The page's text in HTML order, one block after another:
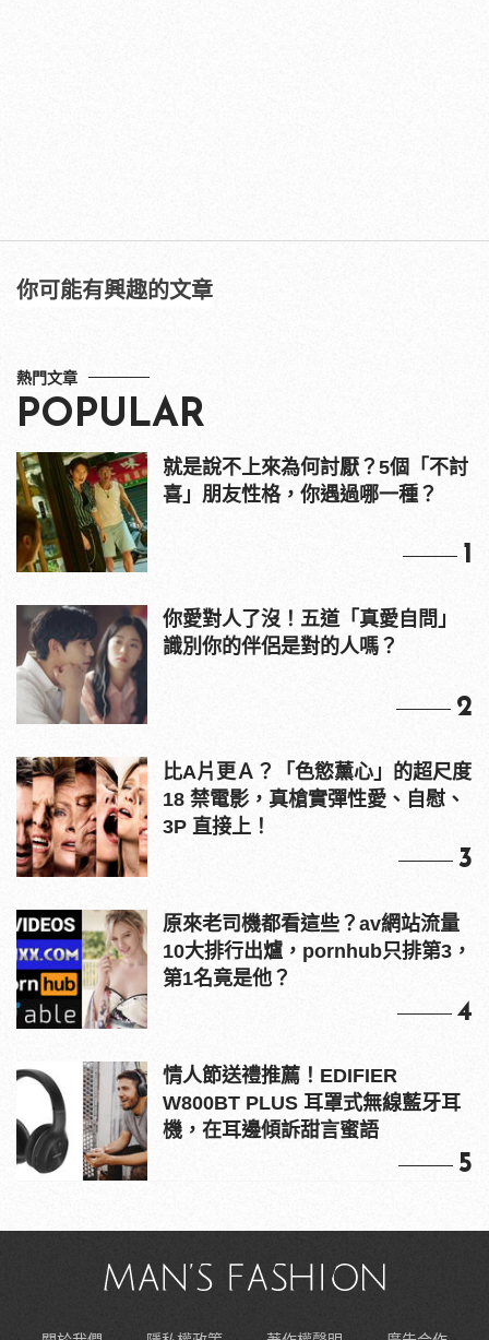
你可能有興趣的文章
熱門文章
POPULAR
就是說不上來為何討厭？5個「不討
喜」朋友性格，你遇過哪一種？
1
你愛對人了沒！五道「真愛自問」
識別你的伴侶是對的人嗎？
2
比A片更Ａ？「色慾薰心」的超尺度
18 禁電影，真槍實彈性愛、自慰、
3P 直接上！
3
原來老司機都看這些？av網站流量
10大排行出爐，pornhub只排第3，
第1名竟是他？
4
情人節送禮推薦！EDIFIER
W800BT PLUS 耳罩式無線藍牙耳
機，在耳邊傾訴甜言蜜語
5